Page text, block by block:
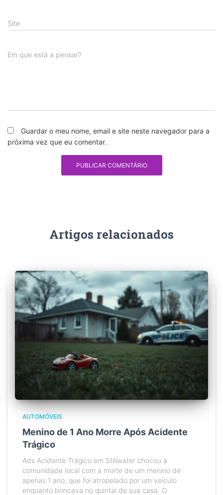
Site
Em que está a pensar?
Guardar o meu nome, email e site neste navegador para a
próxima vez que eu comentar.
Artigos relacionados
AUTOMÓVEIS
Menino de 1 Ano Morre Após Acidente
Trágico
Ads Acidente Trágico em Stillwater chocou a
comunidade local com a morte de um menino de
apenas 1 ano, que foi atropelado por um veículo
enquanto brincava no quintal de sua casa. O